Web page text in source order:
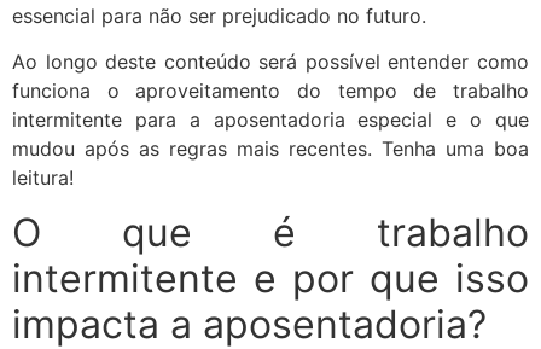
essencial para não ser prejudicado no futuro.
Ao longo deste conteúdo será possível entender como
funciona o aproveitamento do tempo de trabalho
intermitente para a aposentadoria especial e o que
mudou após as regras mais recentes. Tenha uma boa
leitura!
O que é trabalho
intermitente e por que isso
impacta a aposentadoria?